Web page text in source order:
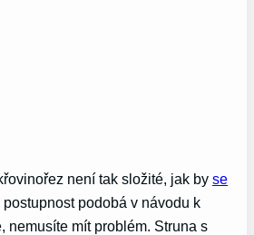
není tak složité, jak byse
podobá v návodu k
nemusíte mít problém. Struna s